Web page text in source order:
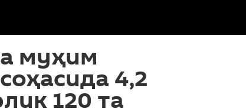
муҳим
4,2
120 та